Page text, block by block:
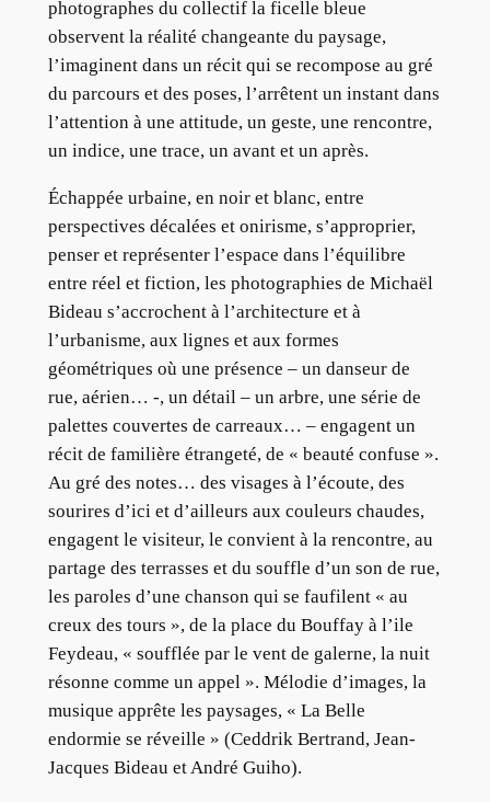
photographes du collectif la ficelle bleue
observent la réalité changeante du paysage,
l’imaginent dans un récit qui se recompose au gré
du parcours et des poses, l’arrêtent un instant dans
l’attention à une attitude, un geste, une rencontre,
un indice, une trace, un avant et un après.
Échappée urbaine, en noir et blanc, entre
perspectives décalées et onirisme, s’approprier,
penser et représenter l’espace dans l’équilibre
entre réel et fiction, les photographies de Michaël
Bideau s’accrochent à l’architecture et à
l’urbanisme, aux lignes et aux formes
géométriques où une présence – un danseur de
rue, aérien… -, un détail – un arbre, une série de
palettes couvertes de carreaux… – engagent un
récit de familière étrangeté, de « beauté confuse ».
Au gré des notes… des visages à l’écoute, des
sourires d’ici et d’ailleurs aux couleurs chaudes,
engagent le visiteur, le convient à la rencontre, au
partage des terrasses et du souffle d’un son de rue,
les paroles d’une chanson qui se faufilent « au
creux des tours », de la place du Bouffay à l’ile
Feydeau, « soufflée par le vent de galerne, la nuit
résonne comme un appel ». Mélodie d’images, la
musique apprête les paysages, « La Belle
endormie se réveille » (Ceddrik Bertrand, Jean-
Jacques Bideau et André Guiho).